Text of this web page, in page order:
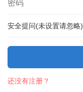
安全提问(未设置请忽略)
还没有注册？